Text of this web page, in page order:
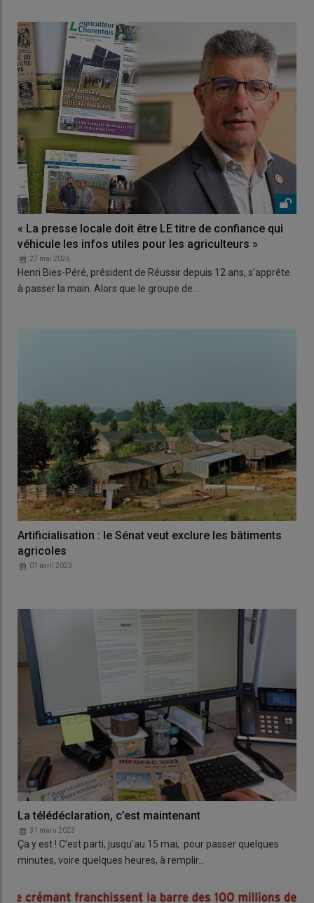
« La presse locale doit être LE titre de confiance qui
véhicule les infos utiles pour les agriculteurs »
27 mai 2026
Henri Bies-Péré, président de Réussir depuis 12 ans, s'apprête
à passer la main. Alors que le groupe de…
Artificialisation : le Sénat veut exclure les bâtiments
agricoles
01 avril 2023
La télédéclaration, c’est maintenant
31 mars 2023
Ça y est ! C’est parti, jusqu’au 15 mai, pour passer quelques
minutes, voire quelques heures, à remplir…